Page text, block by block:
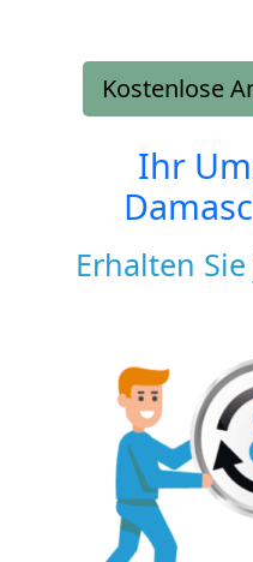
Kostenlose
Ihr
Erhalten